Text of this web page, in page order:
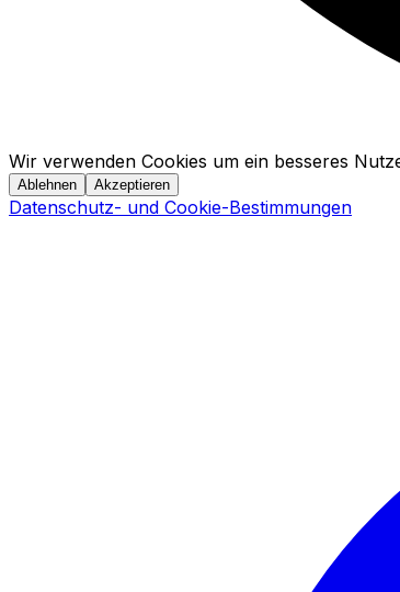
Wir verwenden Cookies um ein besseres
Ablehnen Akzeptieren
Datenschutz- und Cookie-Bestimmungen